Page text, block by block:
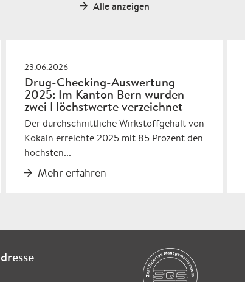
Alle anzeigen
23.06.2026
Drug-Checking-Auswertung
2025: Im Kanton Bern wurden
zwei Höchstwerte verzeichnet
Der durchschnittliche Wirkstoffgehalt von
Kokain erreichte 2025 mit 85 Prozent den
höchsten...
Mehr erfahren